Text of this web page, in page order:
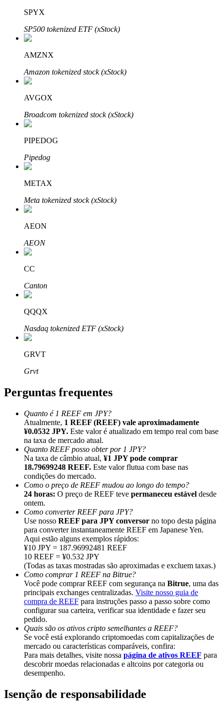
Aprenda a apostar
Aprenda como ganhar renda passiva
Bitrue
AI
Parceiros Bitrue
Até 65% de comissões!
Indicação
Convide um amigo para receber recompensas em dinheiro
BTC Welcome Rewards
BTC Welcome Rewards
Deposit & Trade BTC to Share 25000 USDT prize pool!
SPYX
SP500 tokenized ETF (xStock)
AMZNX
Amazon tokenized stock (xStock)
AVGOX
Broadcom tokenized stock (xStock)
PIPEDOG
Pipedog
METAX
Meta tokenized stock (xStock)
AEON
AEON
CC
Canton
QQQX
Nasdaq tokenized ETF (xStock)
GRVT
Grvt
Perguntas frequentes
Quanto é 1 REEF em JPY?
Atualmente, 1 REEF (REEF) vale aproximadamente
¥0.0532 JPY. Este valor é atualizado em tempo real com base
na taxa de mercado atual.
Quanto REEF posso obter por 1 JPY?
Na taxa de câmbio atual, ¥1 JPY pode comprar
18.79699248 REEF. Este valor flutua com base nas
condições do mercado.
Como o preço de REEF mudou ao longo do tempo?
24 horas: O preço de REEF teve permaneceu estável desde
ontem.
Como converter REEF para JPY?
Use nosso REEF para JPY conversor no topo desta página
para converter instantaneamente REEF em Japanese Yen.
Aqui estão alguns exemplos rápidos:
¥10 JPY = 187.96992481 REEF
10 REEF = ¥0.532 JPY
(Todas as taxas mostradas são aproximadas e excluem taxas.)
Como comprar 1 REEF na Bitrue?
Você pode comprar REEF com segurança na Bitrue, uma das
principais exchanges centralizadas. Visite nosso guia de
compra de REEF para instruções passo a passo sobre como
configurar sua carteira, verificar sua identidade e fazer seu
pedido.
Quais são os ativos cripto semelhantes a REEF?
Se você está explorando criptomoedas com capitalizações de
mercado ou características comparáveis, confira:
Para mais detalhes, visite nossa página de ativos REEF para
descobrir moedas relacionadas e altcoins por categoria ou
desempenho.
Isenção de responsabilidade